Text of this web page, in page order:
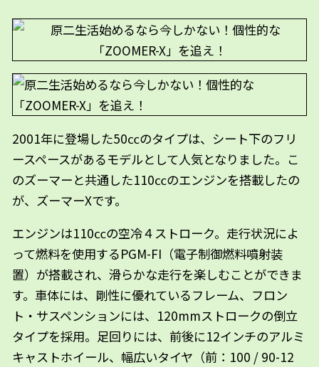
2001年に登場した50㏄のタイプは、シート下のフリ
ースペースがあるモデルとして人気となりました。こ
のズーマーと共通した110㏄のエンジンを搭載したの
が、ズーマーXです。
エンジンは110㏄の空冷４ストローク。走行状況によ
って燃料を使用するPGM-FI（電子制御燃料噴射装
置）が搭載され、滑らかな走行を楽しむことができま
す。車体には、剛性に優れているフレーム、フロン
ト・サスペンションには、120mmストロークの倒立
タイプを採用。足回りには、前後に12インチのアルミ
キャストホイール、幅広いタイヤ（前：100 / 90-12